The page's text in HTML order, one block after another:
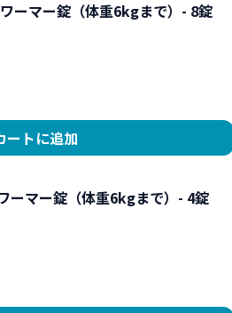
ーマー錠（体重6kgまで）- 8錠
ートに追加
ーマー錠（体重6kgまで）- 4錠